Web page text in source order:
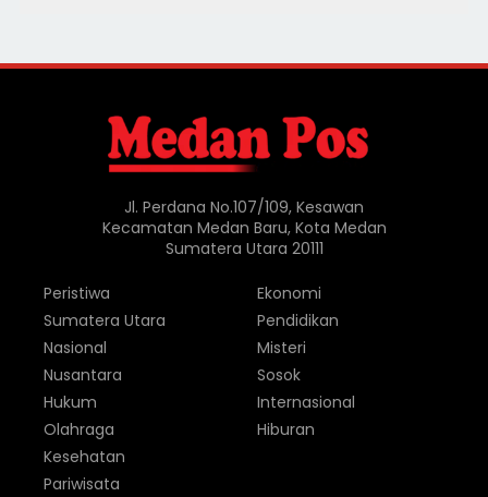
Jl. Perdana No.107/109, Kesawan
Kecamatan Medan Baru, Kota Medan
Sumatera Utara 20111
Peristiwa
Sumatera Utara
Nasional
Nusantara
Hukum
Olahraga
Ekonomi
Pendidikan
Misteri
Sosok
Internasional
Hiburan
Kesehatan
Pariwisata